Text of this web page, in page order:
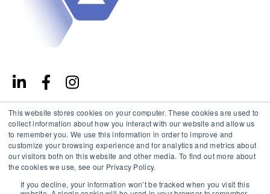
This website stores cookies on your computer. These cookies are used to
collect information about how you interact with our website and allow us
to remember you. We use this information in order to improve and
customize your browsing experience and for analytics and metrics about
our visitors both on this website and other media. To find out more about
the cookies we use, see our Privacy Policy.
If you decline, your information won’t be tracked when you visit this
STARTUPVB HUB
Empreendorismo